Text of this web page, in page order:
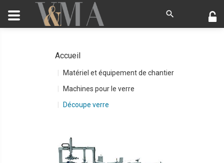
Accueil
Matériel et équipement de chantier
Machines pour le verre
Découpe verre